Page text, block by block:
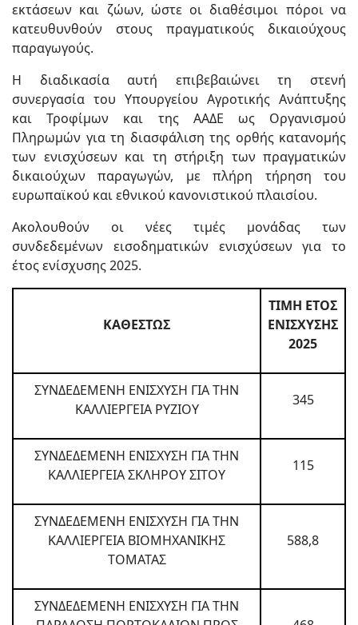
εκτάσεων και ζώων, ώστε οι διαθέσιμοι πόροι να
κατευθυνθούν στους πραγματικούς δικαιούχους
παραγωγούς.
Η διαδικασία αυτή επιβεβαιώνει τη στενή
συνεργασία του Υπουργείου Αγροτικής Ανάπτυξης
και Τροφίμων και της ΑΑΔΕ ως Οργανισμού
Πληρωμών για τη διασφάλιση της ορθής κατανομής
των ενισχύσεων και τη στήριξη των πραγματικών
δικαιούχων παραγωγών, με πλήρη τήρηση του
ευρωπαϊκού και εθνικού κανονιστικού πλαισίου.
Ακολουθούν οι νέες τιμές μονάδας των
συνδεδεμένων εισοδηματικών ενισχύσεων για το
έτος ενίσχυσης 2025.
ΚΑΘΕΣΤΩΣ
ΤΙΜΗ ΕΤΟΣ
ΕΝΙΣΧΥΣΗΣ
2025
ΣΥΝΔΕΔΕΜΕΝΗ ΕΝΙΣΧΥΣΗ ΓΙΑ ΤΗΝ
ΚΑΛΛΙΕΡΓΕΙΑ ΡΥΖΙΟΥ
345
ΣΥΝΔΕΔΕΜΕΝΗ ΕΝΙΣΧΥΣΗ ΓΙΑ ΤΗΝ
ΚΑΛΛΙΕΡΓΕΙΑ ΣΚΛΗΡΟΥ ΣΙΤΟΥ
115
ΣΥΝΔΕΔΕΜΕΝΗ ΕΝΙΣΧΥΣΗ ΓΙΑ ΤΗΝ
ΚΑΛΛΙΕΡΓΕΙΑ ΒΙΟΜΗΧΑΝΙΚΗΣ
ΤΟΜΑΤΑΣ
588,8
ΣΥΝΔΕΔΕΜΕΝΗ ΕΝΙΣΧΥΣΗ ΓΙΑ ΤΗΝ